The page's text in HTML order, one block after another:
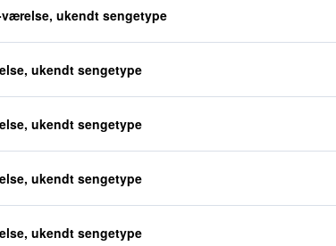
ukendt sengetype
ukendt sengetype
ukendt sengetype
ukendt sengetype
ukendt sengetype